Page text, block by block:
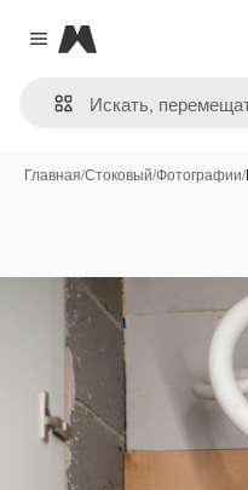
Close menu
Magnific
Главная/Стоковый/Фотографии/